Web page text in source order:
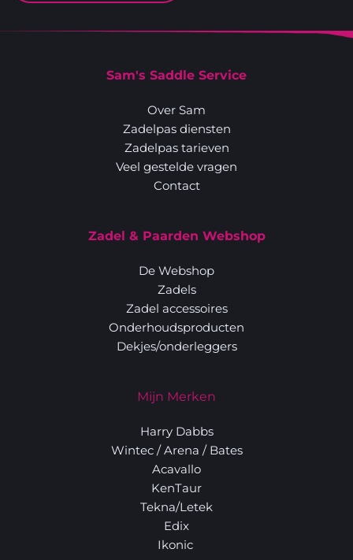
Sam's Saddle Service
Over Sam
Zadelpas diensten
Zadelpas tarieven
Veel gestelde vragen
Contact
Zadel & Paarden Webshop
De Webshop
Zadels
Zadel accessoires
Onderhoudsproducten
Dekjes/onderleggers
Mijn Merken
Harry Dabbs
Wintec / Arena / Bates
Acavallo
KenTaur
Tekna/Letek
Edix
Ikonic